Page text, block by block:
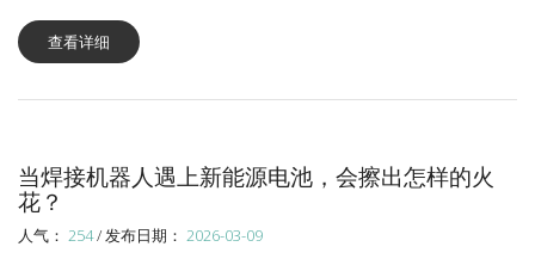
查看详细
当焊接机器人遇上新能源电池，会擦出怎样的火
花？
人气： 254/ 发布日期： 2026-03-09